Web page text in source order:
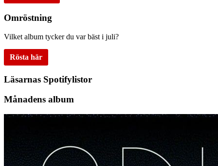
Omröstning
Vilket album tycker du var bäst i juli?
Rösta här
Läsarnas Spotifylistor
Månadens album